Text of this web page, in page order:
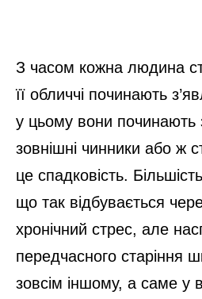
З часом кожна людина
її обличчі починають
у цьому вони починають
зовнішні чинники або ж
це спадковість.
що так відбувається
хронічний стрес, але
передчасного старіння
зовсім іншому, а саме у